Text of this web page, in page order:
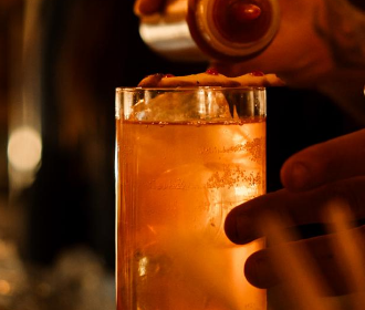
Ya puedes reservar tu mesa en dtaping y
descubrir todo lo que hemos preparado
Prepárate para una experiencia única en
nuestro local… Donde nuestro equipo de
profesionales te espera con la mejor a las
sonrisas, para que disfrutes como nunca
de una propuesta gastro desenfadada,
con platos y opciones para todos los
gustos y sobre todo muy buen